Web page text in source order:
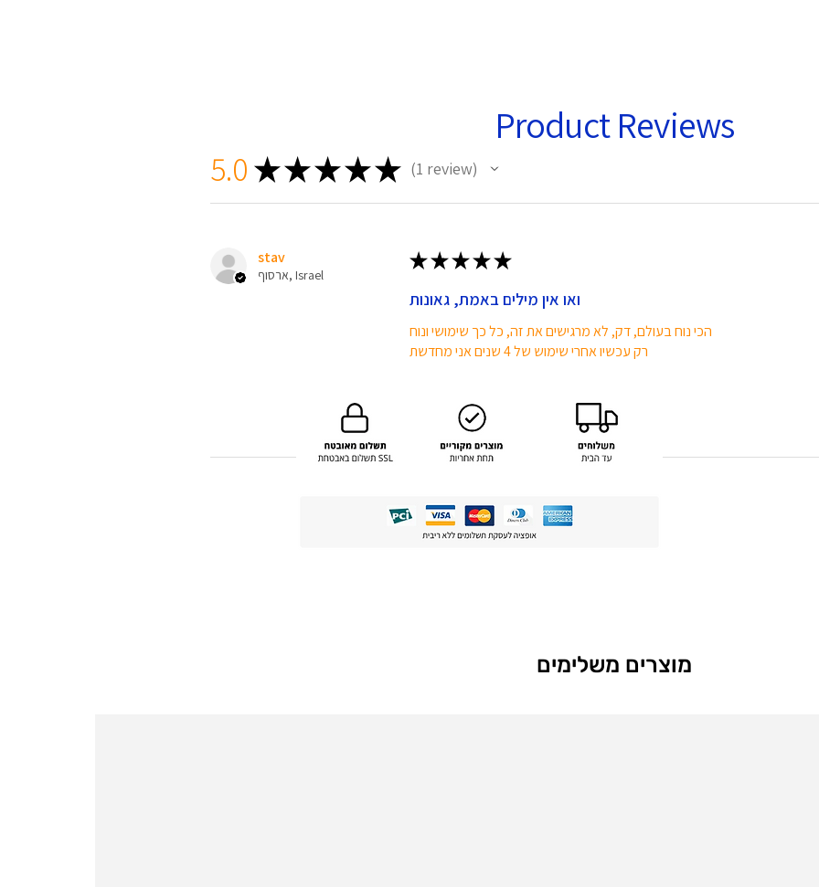
Product Reviews
5.0 ★★★★★ 1 review
stav
ארסוף, Israel
★★★★★
ואו אין מילים באמת, גאונות
הכי נוח בעולם, דק, לא מרגישים את זה, כל כך שימושי ונוח
רק עכשיו אחרי שימוש של 4 שנים אני מחדשת
מוצרים משלימים